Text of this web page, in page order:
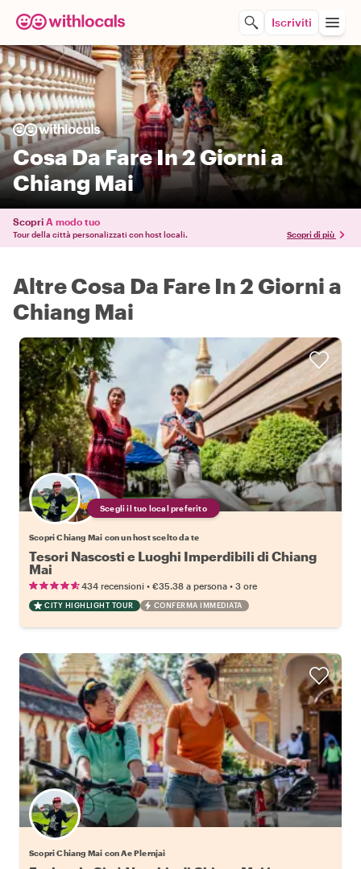
Iscriviti
Cosa Da Fare In 2 Giorni a
Chiang Mai
Scopri A modo tuo
Tour della città personalizzati con host locali. Scopri di più
Altre Cosa Da Fare In 2 Giorni a
Chiang Mai
Scegli il tuo local preferito
Scopri Chiang Mai con un host scelto da te
Tesori Nascosti e Luoghi Imperdibili di Chiang
Mai
434 recensioni • €35.38 a persona • 3 ore
CITY HIGHLIGHT TOUR CONFERMA IMMEDIATA
Scopri Chiang Mai con Ae Plernjai